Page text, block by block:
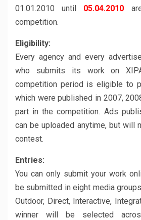
01.01.2010 until 05.04.2010
competition.
Eligibility:
Every agency and every
who submits its work on
competition period is eligible to
which were published in 2007,
part in the competition. Ads
can be uploaded anytime, but will
contest.
Entries:
You can only submit your work
be submitted in eight media
Outdoor, Direct, Interactive,
winner will be selected